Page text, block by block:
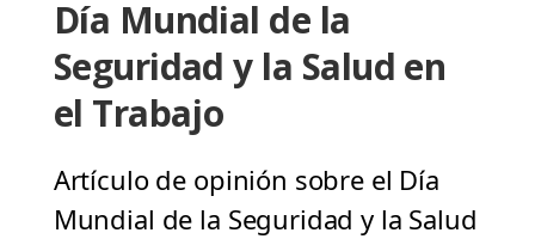
Día Mundial de la
Seguridad y la Salud en
el Trabajo
Artículo de opinión sobre el Día
Mundial de la Seguridad y la Salud